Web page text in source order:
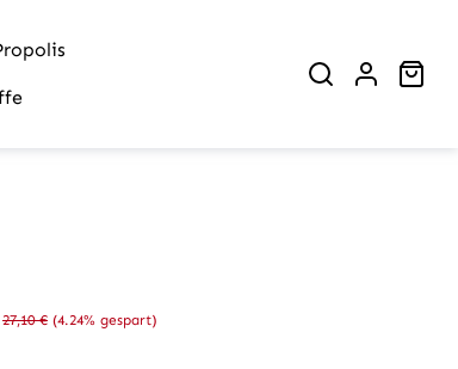
Regulärer Preis:
27,10 € (4.24% gespart)